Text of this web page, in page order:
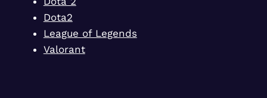
Dota2
League of Legends
Valorant